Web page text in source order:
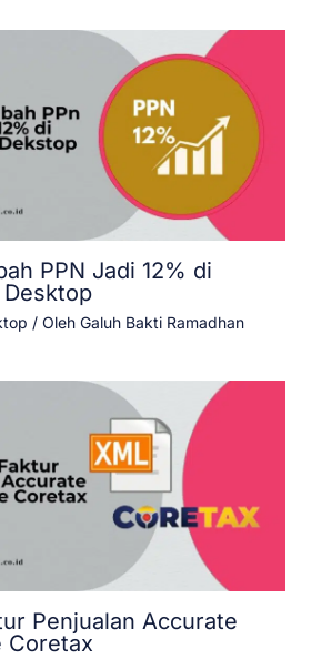
PPN Jadi 12% di
/ Oleh Galuh Bakti Ramadhan
Penjualan Accurate
Coretax